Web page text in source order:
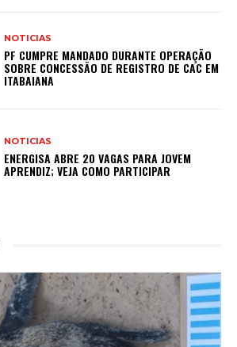
NOTICIAS
PF CUMPRE MANDADO DURANTE OPERAÇÃO
SOBRE CONCESSÃO DE REGISTRO DE CAC EM
ITABAIANA
NOTICIAS
ENERGISA ABRE 20 VAGAS PARA JOVEM
APRENDIZ; VEJA COMO PARTICIPAR